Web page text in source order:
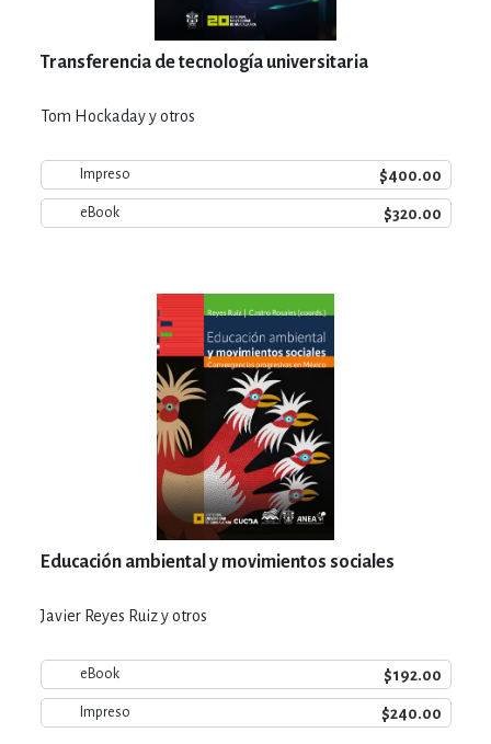
Transferencia de tecnología universitaria
Tom Hockaday y otros
Impreso $400.00
eBook $320.00
Educación ambiental y movimientos sociales
Javier Reyes Ruiz y otros
eBook $192.00
Impreso $240.00